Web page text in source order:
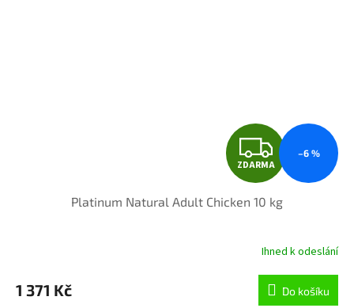
Z
D
A
R
M
ZDARMA
–6 %
Platinum Natural Adult Chicken 10 kg
Ihned k odeslání
1 371 Kč Do košíku